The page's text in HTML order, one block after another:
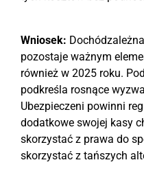
Wniosek:
pozostaje ważnym
również w 2025 roku.
podkreśla rosnące
Ubezpieczeni powinni
dodatkowe swojej kasy
skorzystać z prawa do
skorzystać z tańszych